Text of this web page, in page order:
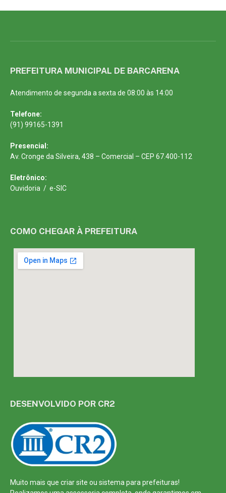
PREFEITURA MUNICIPAL DE BARCARENA
Atendimento de segunda a sexta de 08:00 às 14:00
Telefone:
(91) 99165-1391
Presencial:
Av. Cronge da Silveira, 438 – Comercial – CEP 67.400-112
Eletrônico:
Ouvidoria / e-SIC
COMO CHEGAR À PREFEITURA
DESENVOLVIDO POR CR2
Muito mais que criar site ou sistema para prefeituras!